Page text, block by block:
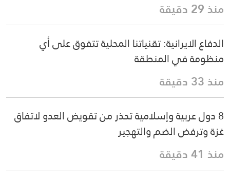
منذ 29 دقيقة
الدفاع الايرانية: تقنياتنا المحلية تتفوق على أي
منظومة في المنطقة
منذ 33 دقيقة
8 دول عربية وإسلامية تحذر من تقويض العدو لاتفاق
غزة وترفض الضم والتهجير
منذ 41 دقيقة